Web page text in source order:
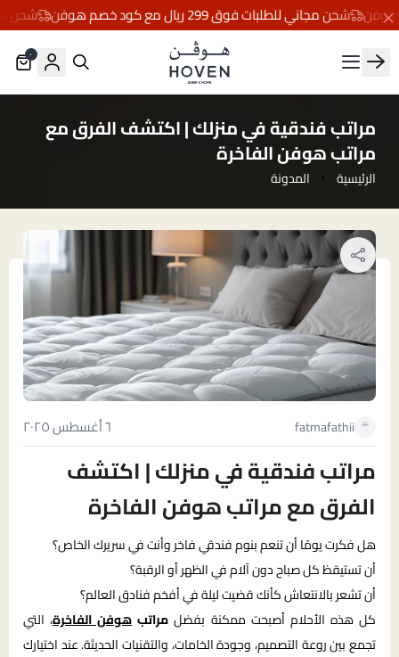
شحن مجاني للطلبات فوق 299 ريال مع كود خصم هوفن شحن مجاني
مفارش هوڤن
٠
مراتب فندقية في منزلك | اكتشف الفرق مع
مراتب هوفن الفاخرة
الرئيسية المدونة
fatmafathii ٦ أغسطس ٢٠٢٥
مراتب فندقية في منزلك | اكتشف
الفرق مع مراتب هوفن الفاخرة
هل فكرت يومًا أن تنعم بنوم فندقي فاخر وأنت في سريرك الخاص؟
أن تستيقظ كل صباح دون آلام في الظهر أو الرقبة؟
أن تشعر بالانتعاش كأنك قضيت ليلة في أفخم فنادق العالم؟
كل هذه الأحلام أصبحت ممكنة بفضل مراتبهوفن الفاخرة، التي
تجمع بين روعة التصميم، وجودة الخامات، والتقنيات الحديثة. عند اختيارك